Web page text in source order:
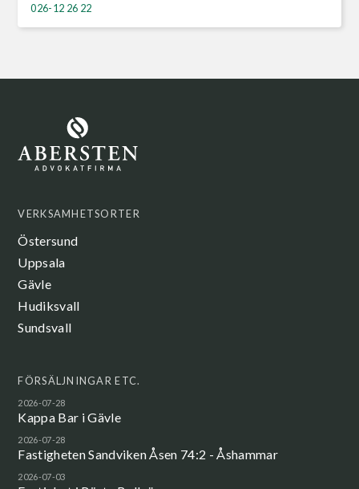
026-12 26 22
VERKSAMHETSORTER
Östersund
Uppsala
Gävle
Hudiksvall
Sundsvall
FÖRSÄLJNINGAR ETC.
2026-07-28
Kappa Bar i Gävle
2026-07-28
Fastigheten Sandviken Åsen 74:2 - Åshammar
2026-07-03